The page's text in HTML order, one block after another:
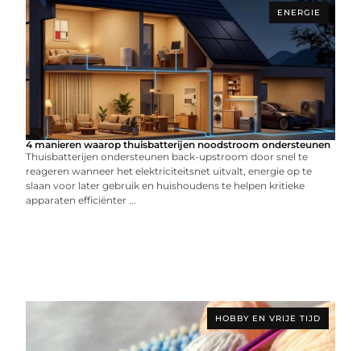
ENERGIE
4 manieren waarop thuisbatterijen noodstroom ondersteunen
Thuisbatterijen ondersteunen back-upstroom door snel te
reageren wanneer het elektriciteitsnet uitvalt, energie op te
slaan voor later gebruik en huishoudens te helpen kritieke
apparaten efficiënter ...
HOBBY EN VRIJE TIJD